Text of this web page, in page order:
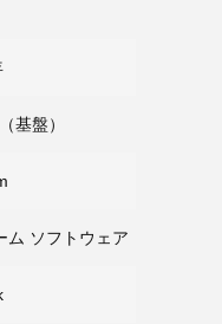
基盤）
ム ソフトウェア